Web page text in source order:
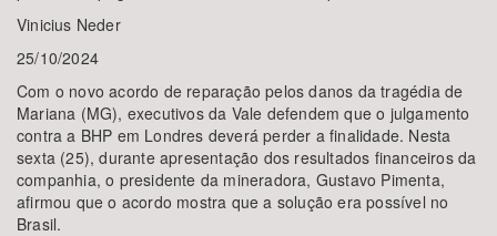
Vinicius Neder
25/10/2024
Com o novo acordo de reparação pelos danos da tragédia de
Mariana (MG), executivos da Vale defendem que o julgamento
contra a BHP em Londres deverá perder a finalidade. Nesta
sexta (25), durante apresentação dos resultados financeiros da
companhia, o presidente da mineradora, Gustavo Pimenta,
afirmou que o acordo mostra que a solução era possível no
Brasil.